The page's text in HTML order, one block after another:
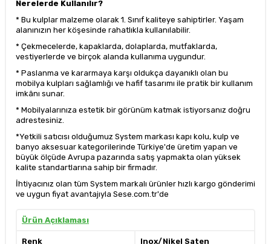
Nerelerde Kullanılır?
* Bu kulplar malzeme olarak 1. Sınıf kaliteye sahiptirler. Yaşam
alanınızın her köşesinde rahatlıkla kullanılabilir.
* Çekmecelerde, kapaklarda, dolaplarda, mutfaklarda,
vestiyerlerde ve birçok alanda kullanıma uygundur.
* Paslanma ve kararmaya karşı oldukça dayanıklı olan bu
mobilya kulpları sağlamlığı ve hafif tasarımı ile pratik bir kullanım
imkânı sunar.
* Mobilyalarınıza estetik bir görünüm katmak istiyorsanız doğru
adrestesiniz.
*Yetkili satıcısı olduğumuz System markası kapı kolu, kulp ve
banyo aksesuar kategorilerinde Türkiye'de üretim yapan ve
büyük ölçüde Avrupa pazarında satış yapmakta olan yüksek
kalite standartlarına sahip bir firmadır.
İhtiyacınız olan tüm System markalı ürünler hızlı kargo gönderimi
ve uygun fiyat avantajıyla Sese.com.tr'de
Ürün Açıklaması
Renk Inox/Nikel Saten